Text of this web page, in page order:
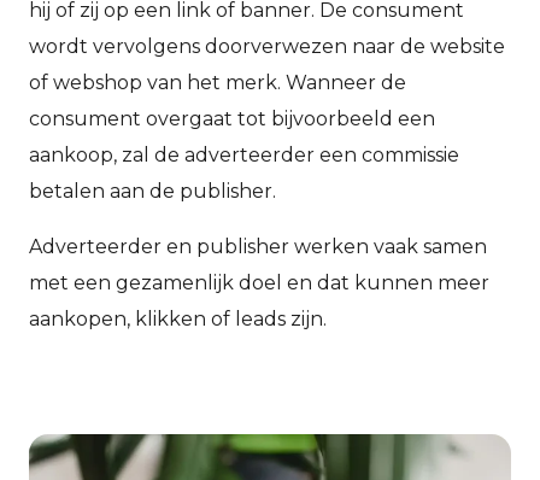
hij of zij op een link of banner. De consument
wordt vervolgens doorverwezen naar de website
of webshop van het merk. Wanneer de
consument overgaat tot bijvoorbeeld een
aankoop, zal de adverteerder een commissie
betalen aan de publisher.
Adverteerder en publisher werken vaak samen
met een gezamenlijk doel en dat kunnen meer
aankopen, klikken of leads zijn.